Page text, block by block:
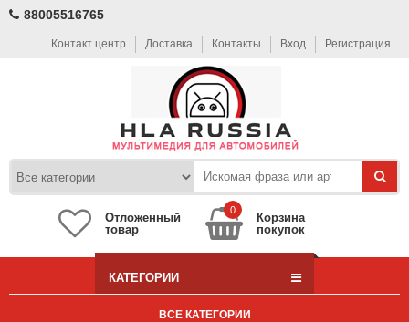
88005516765
Контакт центр Доставка Контакты Вход Регистрация
Отложенный
товар
0
Корзина
покупок
КАТЕГОРИИ
ВСЕ КАТЕГОРИИ